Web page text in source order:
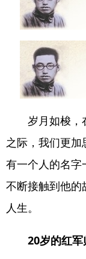
岁月如梭，
之际，我们更加
有一个人的名字
不断接触到他的
人生。
20岁的红军